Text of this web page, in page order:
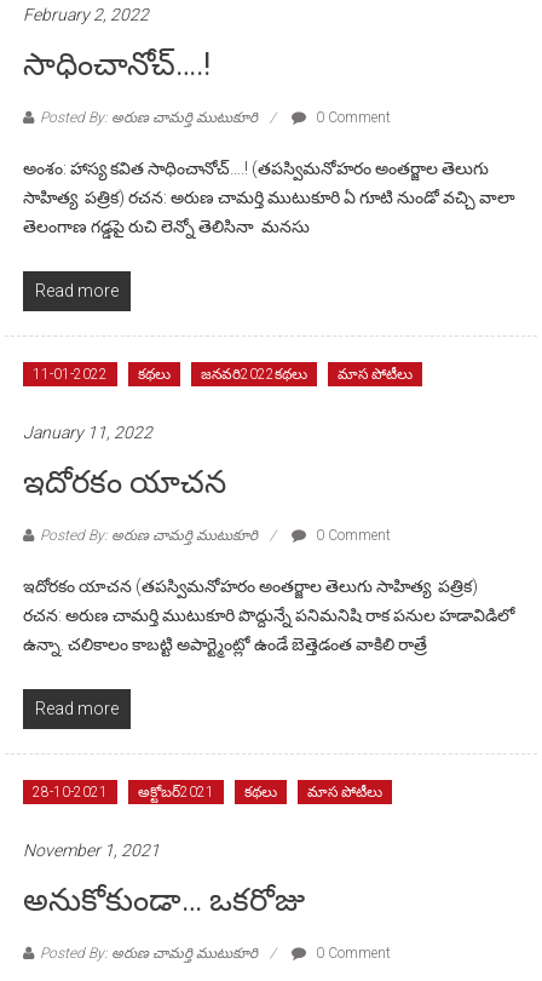
February 2, 2022
సాధించానోచ్….!
Posted By: అరుణ చామర్తి ముటుకూరి 0 Comment
అంశం: హాస్య కవిత సాధించానోచ్….! (తపస్విమనోహరం అంతర్జాల తెలుగు
సాహిత్య పత్రిక) రచన: అరుణ చామర్తి ముటుకూరి ఏ గూటి నుండో వచ్చి వాలా
తెలంగాణ గడ్డపై రుచి లెన్నో తెలిసినా మనసు
Read more
11-01-2022 కథలు జనవరి2022కథలు మాస పోటీలు
January 11, 2022
ఇదోరకం యాచన
Posted By: అరుణ చామర్తి ముటుకూరి 0 Comment
ఇదోరకం యాచన (తపస్విమనోహరం అంతర్జాల తెలుగు సాహిత్య పత్రిక)
రచన: అరుణ చామర్తి ముటుకూరి పొద్దున్నే పనిమనిషి రాక పనుల హడావిడిలో
ఉన్నా. చలికాలం కాబట్టి అపార్ట్మెంట్లో ఉండే బెత్తెడంత వాకిలి రాత్రే
Read more
28-10-2021 అక్టోబర్2021 కథలు మాస పోటీలు
November 1, 2021
అనుకోకుండా… ఒకరోజు
Posted By: అరుణ చామర్తి ముటుకూరి 0 Comment